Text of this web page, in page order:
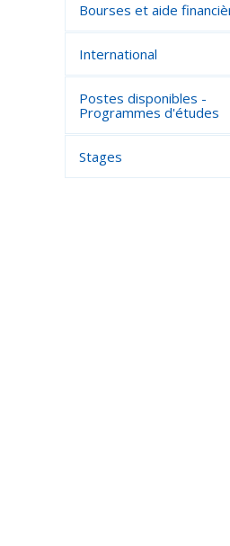
Bourses et aide
International
Postes disponibles -
Programmes d'études
Stages